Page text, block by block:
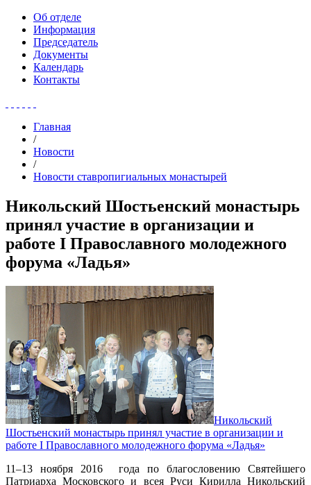
Об отделе
Информация
Председатель
Документы
Календарь
Контакты
Главная
/
Новости
/
Новости ставропигиальных монастырей
Никольский Шостьенский монастырь
принял участие в организации и
работе I Православного молодежного
форума «Ладья»
Никольский
Шостьенский монастырь принял участие в организации и
работе I Православного молодежного форума «Ладья»
11–13 ноября 2016 года по благословению Святейшего
Патриарха Московского и всея Руси Кирилла Никольский